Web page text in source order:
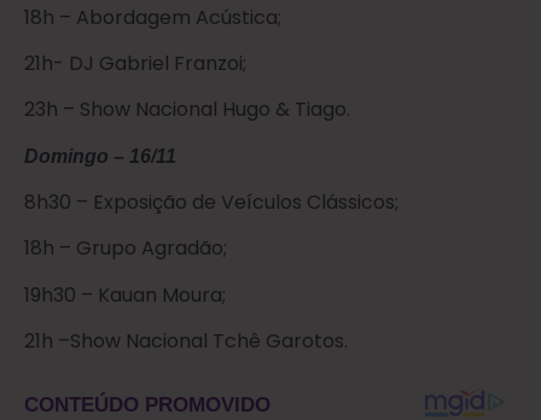
18h – Abordagem Acústica;
21h- DJ Gabriel Franzoi;
23h – Show Nacional Hugo & Tiago.
Domingo – 16/11
8h30 – Exposição de Veículos Clássicos;
18h – Grupo Agradão;
19h30 – Kauan Moura;
21h –Show Nacional Tchê Garotos.